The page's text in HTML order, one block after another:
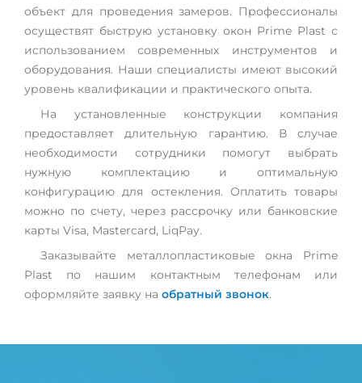
объект для проведения замеров. Профессионалы
осуществят быструю установку окон Prime Plast с
использованием современных инструментов и
оборудования. Наши специалисты имеют высокий
уровень квалификации и практического опыта.
На установленные конструкции компания
предоставляет длительную гарантию. В случае
необходимости сотрудники помогут выбрать
нужную комплектацию и оптимальную
конфигурацию для остекления. Оплатить товары
можно по счету, через рассрочку или банковские
карты Visa, Mastercard, LiqPay.
Заказывайте металлопластиковые окна Prime
Plast по нашим контактным телефонам или
оформляйте заявку на обратный звонок.